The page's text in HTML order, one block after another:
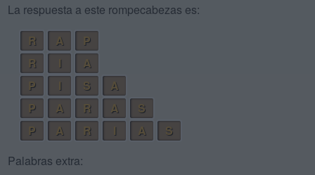
La respuesta a este rompecabezas es:
R
A
P
R
A
P
I S
A
P
A R A
S
P
A R I A
S
Palabras extra: